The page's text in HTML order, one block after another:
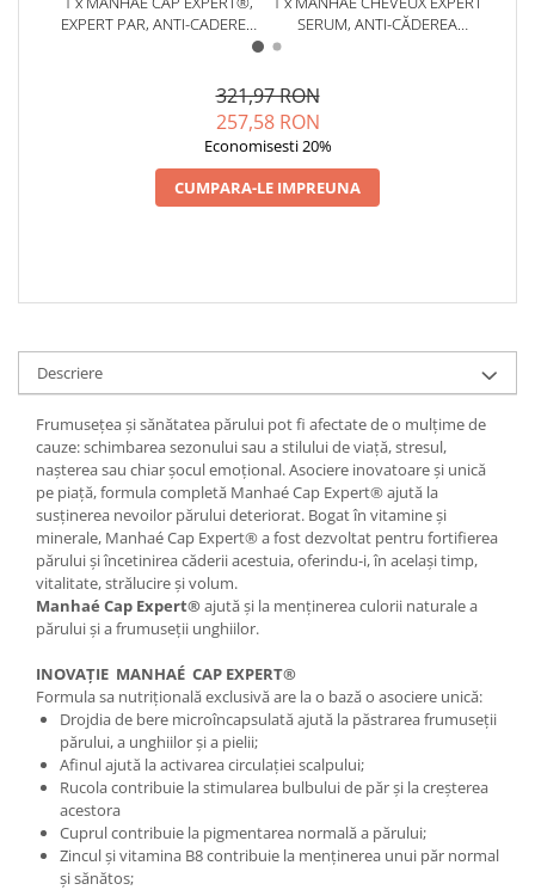
EXPERT PAR, ANTI-CADEREA
SERUM, ANTI-CĂDEREA
321,97 RON
257,58 RON
Economisesti 20%
CUMPARA-LE IMPREUNA
Descriere
Frumusețea și sănătatea părului pot fi afectate de o mulțime de
cauze: schimbarea sezonului sau a stilului de viață, stresul,
nașterea sau chiar șocul emoțional. Asociere inovatoare și unică
pe piață, formula completă Manhaé Cap Expert® ajută la
susținerea nevoilor părului deteriorat. Bogat în vitamine și
minerale, Manhaé Cap Expert® a fost dezvoltat pentru fortifierea
părului și încetinirea căderii acestuia, oferindu-i, în același timp,
vitalitate, strălucire și volum.
Manhaé Cap Expert®ajută și la menținerea culorii naturale a
părului și a frumuseții unghiilor.
INOVAȚIE MANHAÉ CAP EXPERT®
Formula sa nutrițională exclusivă are la o bază o asociere unică:
Drojdia de bere microîncapsulată ajută la păstrarea frumuseții
părului, a unghiilor și a pielii;
Afinul ajută la activarea circulației scalpului;
Rucola contribuie la stimularea bulbului de păr și la creșterea
acestora
Cuprul contribuie la pigmentarea normală a părului;
Zincul și vitamina B8 contribuie la menținerea unui păr normal
și sănătos;